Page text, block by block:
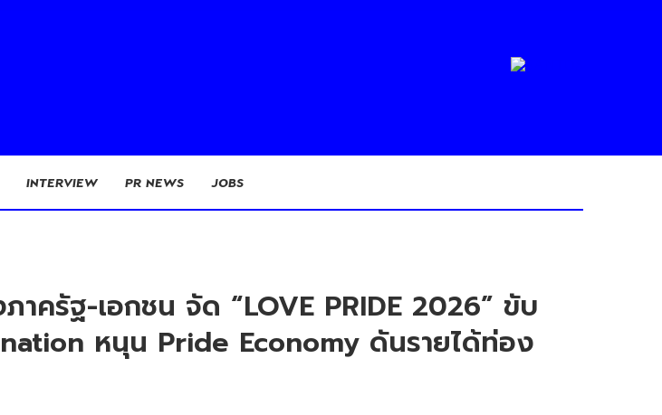
INTERVIEW PR NEWS JOBS
ครัฐ-เอกชน จัด “LOVE PRIDE 2026” ขับ
หนุน Pride Economy ดันรายได้ท่อง